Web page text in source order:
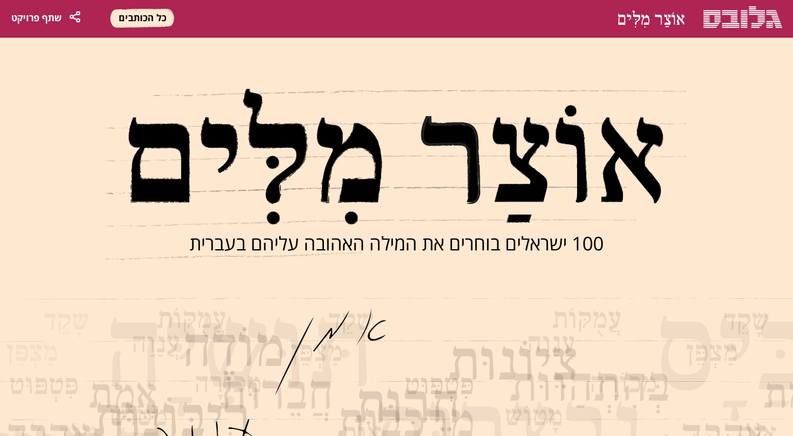
שתףפרויקט כל הכותבים אוֹצַר מִלִּים
100 ישראלים בוחרים את המילה האהובה עליהם בעברית